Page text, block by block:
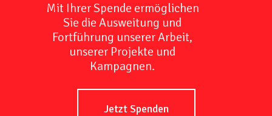
Mit Ihrer Spende ermöglichen
Sie die Ausweitung und
Fortführung unserer Arbeit,
unserer Projekte und
Kampagnen.
Jetzt Spenden